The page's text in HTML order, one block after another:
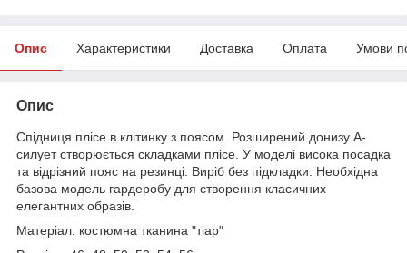
Опис Характеристики Доставка Оплата Умови
Опис
Спідниця плісе в клітинку з поясом. Розширений донизу A-
силует створюється складками плісе. У моделі висока посадка
та відрізний пояс на резинці. Виріб без підкладки. Необхідна
базова модель гардеробу для створення класичних
елегантних образів.
Матеріал: костюмна тканина "тіар"